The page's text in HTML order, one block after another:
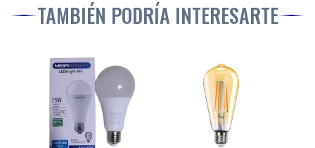
TAMBIÉN PODRÍA INTERESARTE